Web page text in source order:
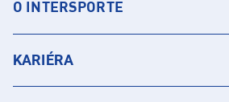
O INTERSPORTE
KARIÉRA